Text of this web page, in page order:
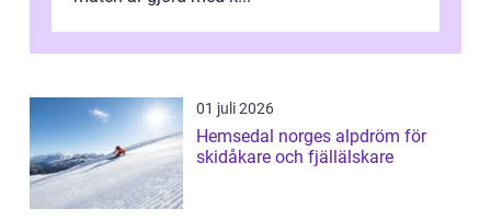
01 juli 2026
Hemsedal norges alpdröm för
skidåkare och fjällälskare